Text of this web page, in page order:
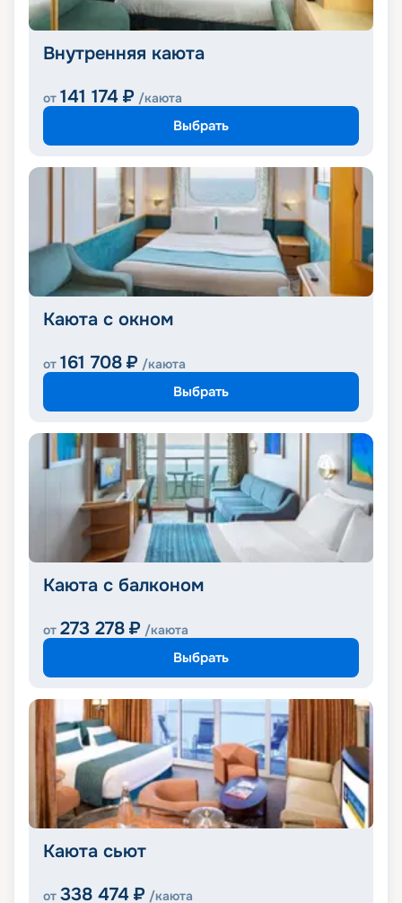
Внутренняя каюта
от 141 174 ₽ /каюта
Выбрать
Каюта с окном
от 161 708 ₽ /каюта
Выбрать
Каюта с балконом
от 273 278 ₽ /каюта
Выбрать
Каюта сьют
от 338 474 ₽ /каюта